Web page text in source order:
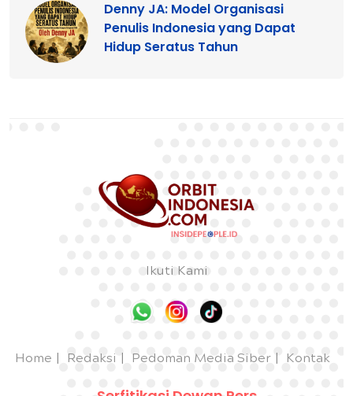
Denny JA: Model Organisasi
Penulis Indonesia yang Dapat
Hidup Seratus Tahun
Ikuti Kami
Home Redaksi Pedoman Media Siber Kontak